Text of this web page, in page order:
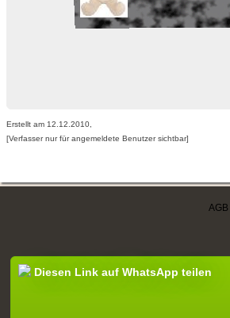
Erstellt am 12.12.2010,
[Verfasser nur für angemeldete Benutzer sichtbar]
AGB
Diesen Link auf WhatsApp teilen